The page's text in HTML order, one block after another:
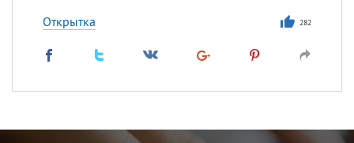
Открытка 282